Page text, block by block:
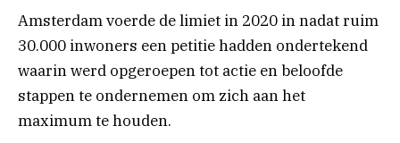
Amsterdam voerde de limiet in 2020 in nadat ruim
30.000 inwoners een petitie hadden ondertekend
waarin werd opgeroepen tot actie en beloofde
stappen te ondernemen om zich aan het
maximum te houden.